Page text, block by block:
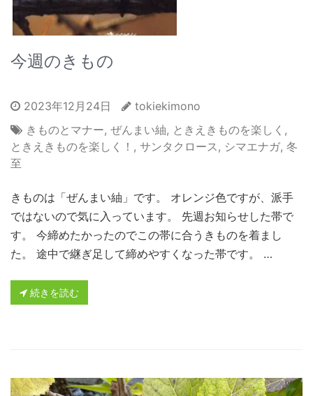
今週のきもの
2023年12月24日
tokiekimono
きものとマナー, ぜんまい紬, ときえきものを楽しく ,
ときえきものを楽しく！ , サンタクロース, シマエナガ, 冬
至
きものは「ぜんまい紬」です。 オレンジ色ですが、派手
ではないので気に入っています。 先週お知らせした帯で
す。 今締めたかったのでこの帯に合うきものを着まし
た。 途中で継ぎ足して締めやすくなった帯です。 …
続きを読む